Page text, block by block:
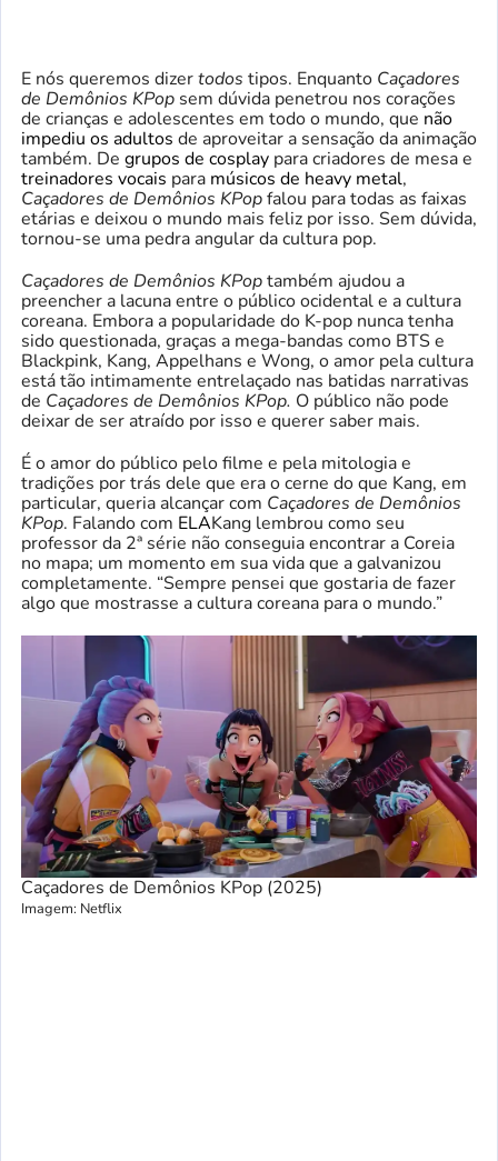
E nós queremos dizertodos tipos. Enquanto Caçadores
de Demônios KPop sem dúvida penetrou nos corações
de crianças e adolescentes em todo o mundo, que não
impediu os adultos de aproveitar a sensação da animação
também. De grupos de cosplay para criadores de mesa e
treinadores vocais para músicos de heavy metal,
Caçadores de Demônios KPopfalou para todas as faixas
etárias e deixou o mundo mais feliz por isso. Sem dúvida,
tornou-se uma pedra angular da cultura pop.
Caçadores de Demônios KPoptambém ajudou a
preencher a lacuna entre o público ocidental e a cultura
coreana. Embora a popularidade do K-pop nunca tenha
sido questionada, graças a mega-bandas como BTS e
Blackpink, Kang, Appelhans e Wong, o amor pela cultura
está tão intimamente entrelaçado nas batidas narrativas
de Caçadores de Demônios KPop. O público não pode
deixar de ser atraído por isso e querer saber mais.
É o amor do público pelo filme e pela mitologia e
tradições por trás dele que era o cerne do que Kang, em
particular, queria alcançar com Caçadores de Demônios
KPop. Falando com ELAKang lembrou como seu
professor da 2ª série não conseguia encontrar a Coreia
no mapa; um momento em sua vida que a galvanizou
completamente. “Sempre pensei que gostaria de fazer
algo que mostrasse a cultura coreana para o mundo.”
Caçadores de Demônios KPop (2025)
Imagem: Netflix